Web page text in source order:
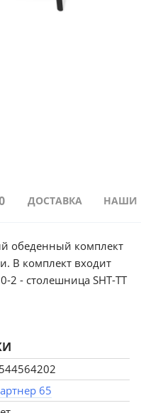
ДОСТАВКА НАШИ
обеденный комплект
В комплект входит
2 - столешница SHT-ТT
к
и каркас
армирующими
жесткость и
65